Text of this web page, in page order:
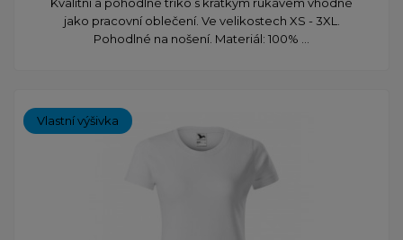
jako pracovní oblečení. Ve velikostech XS - 3XL.
Pohodlné na nošení. Materiál: 100% ...
Vlastní výšivka